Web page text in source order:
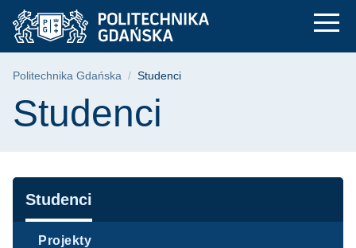
Przejdź
do
menu
Przejdź
do
wyszukiwarki
Przejdź
do
treści
Studenci |
Ścieżka nawigacyjna
Politechnika Gdańska Studenci
Treść strony
Studenci
Nawigacja
Studenci
Projekty